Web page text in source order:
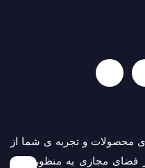
محصولات و تجربه ی شما از
مجازی به منظور ارائه